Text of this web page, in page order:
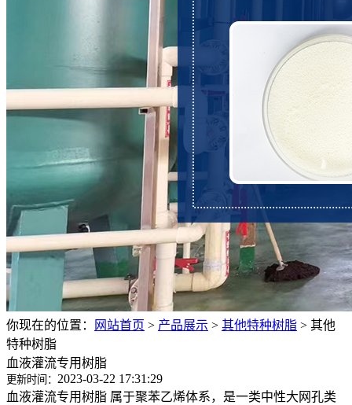
你现在的位置： 网站首页 > 产品展示 > 其他特种树脂 > 其他
特种树脂
血液灌流专用树脂
更新时间： 2023-03-22 17:31:29
血液灌流专用树脂 属于聚苯乙烯体系，是一类中性大网孔类